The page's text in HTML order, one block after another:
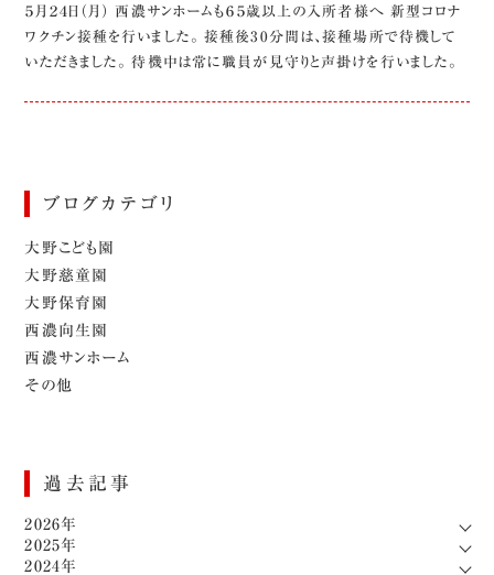
５月２４日（月） 西濃サンホームも６５歳以上の入所者様へ 新型コロナ
ワクチン接種を行いました。 接種後30分間は、接種場所で待機して
いただきました。 待機中は常に職員が見守りと声掛けを行いました。
ブログカテゴリ
大野こども園
大野慈童園
大野保育園
西濃向生園
西濃サンホーム
その他
過去記事
2026年
2025年
2024年